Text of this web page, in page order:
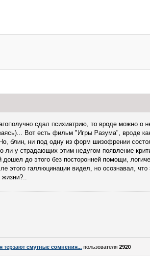
сдал психиатрию, то вроде можно о
Вот есть фильм "Игры Разума", вроде
блин, ни под одну из форм шизофрении
ли у страдающих этим недугом появление
до этого без посторонней помощи,
этого галлюцинации видел, но осознавал,
жизни?..
смутные сомнения... пользователя 2920